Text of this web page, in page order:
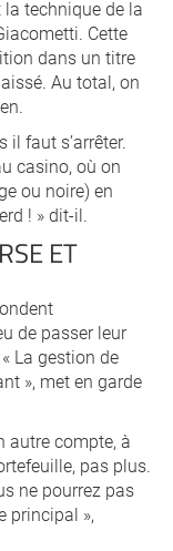
technique de la
Cette
dans un titre
Au total, on
il faut s’arrêter.
casino, où on
ou noire) en
! » dit-il.
ET
de passer leur
La gestion de
», met en garde
autre compte, à
pas plus.
ne pourrez pas
principal »,